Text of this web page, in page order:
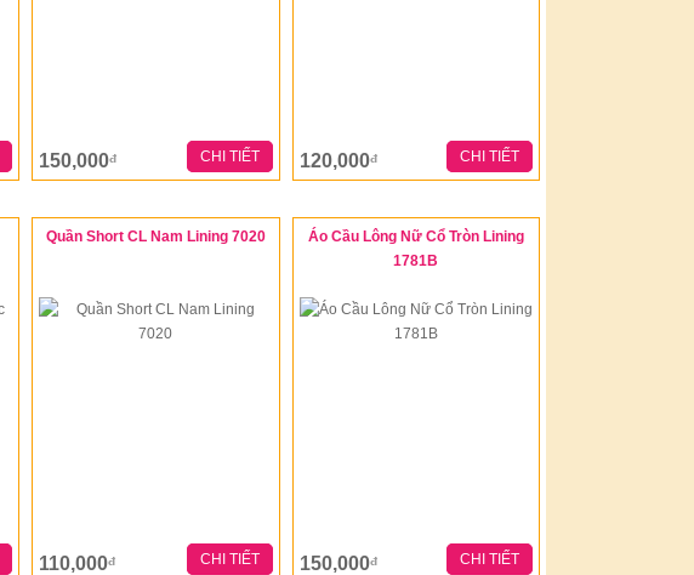
150,000đ CHI TIẾT 120,000đ CHI TIẾT
Quần Short CL Nam Lining 7020
110,000đ CHI TIẾT
Áo Cầu Lông Nữ Cổ Tròn Lining
1781B
150,000đ CHI TIẾT